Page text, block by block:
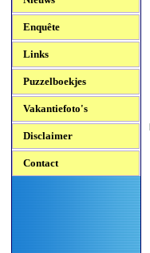
Enquête
Links
Puzzelboekjes
Vakantiefoto's
Disclaimer
Contact